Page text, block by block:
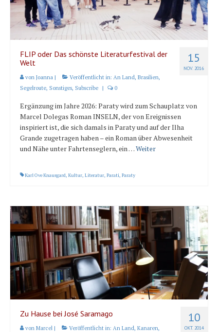
15
NOV. 2016
FLIP oder Das schönste Literaturfestival der
Welt
von Joanna | Veröffentlicht in: An Land, Brasilien,
Segelroute, Sonstiges, Subscribe | 0
Ergänzung im Jahre 2026: Paraty wird zum Schauplatz von
Marcel Dolegas Roman INSELN, der von Ereignissen
inspiriert ist, die sich damals in Paraty und auf der Ilha
Grande zugetragen haben – ein Roman über Abwesenheit
und Nähe unter Fahrtenseglern, ein …Weiter
Karl Ove Knausgard, Kultur, Literatur, Parati, Paraty
10
OKT. 2014
Zu Hause bei José Saramago
von Marcel | Veröffentlicht in: An Land, Kanaren,